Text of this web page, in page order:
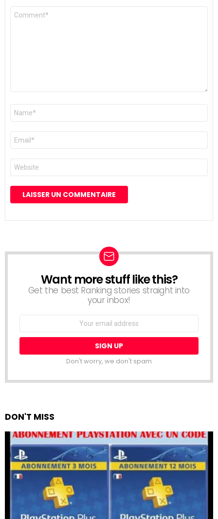
Commentaire
Nom
E-
mail
*
Site
web
NEWSLETTER
Want more stuff like this?
Get the best Ranking stories straight into
your inbox!
Email
Don't worry, we don't spam
DON'T MISS